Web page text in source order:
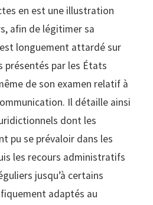
en est une illustration
afin de légitimer sa
longuement attardé sur
présentés par les États
de son examen relatif à
Il détaille ainsi
dont les
pu se prévaloir dans les
les recours administratifs
jusqu’à certains
adaptés au